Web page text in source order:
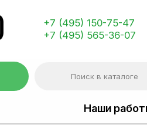
+7 (495) 150-75-47
+7 (495) 565-36-07
Наши